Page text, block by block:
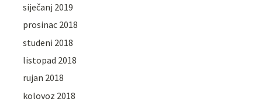
siječanj 2019
prosinac 2018
studeni 2018
listopad 2018
rujan 2018
kolovoz 2018